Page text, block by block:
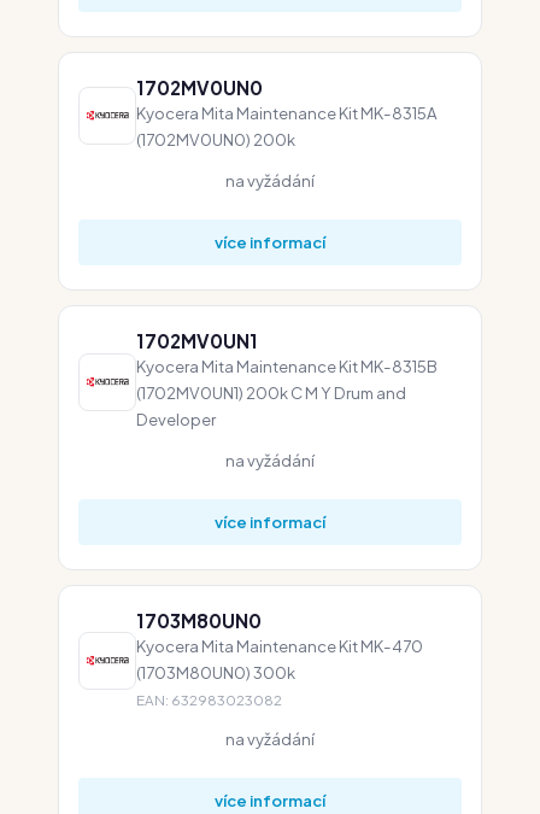
1702MV0UN0
Kyocera Mita Maintenance Kit MK-8315A
(1702MV0UN0) 200k
na vyžádání
více informací
1702MV0UN1
Kyocera Mita Maintenance Kit MK-8315B
(1702MV0UN1) 200k C M Y Drum and
Developer
na vyžádání
více informací
1703M80UN0
Kyocera Mita Maintenance Kit MK-470
(1703M80UN0) 300k
EAN: 632983023082
na vyžádání
více informací